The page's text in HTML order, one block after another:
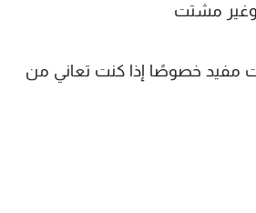
مشتت
مفيد خصوصًا إذا كنت تعاني من